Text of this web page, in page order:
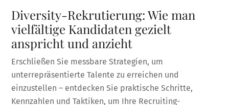
Diversity-Rekrutierung: Wie man
vielfältige Kandidaten gezielt
anspricht und anzieht
Erschließen Sie messbare Strategien, um
unterrepräsentierte Talente zu erreichen und
einzustellen – entdecken Sie praktische Schritte,
Kennzahlen und Taktiken, um Ihre Recruiting-